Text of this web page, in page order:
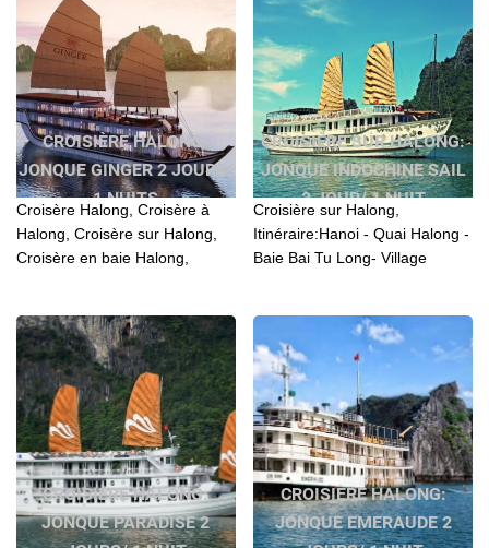
CROISIÈRE HALONG:
JONQUE GINGER 2 JOURS/
1 NUITS
Croisère Halong, Croisère à
Halong, Croisère sur Halong,
Croisère en baie Halong,
jours Croisère Halong,...
CROISIÈRE SUR HALONG:
JONQUE INDOCHINE SAIL
2 JOUR/ 1 NUIT
Croisière sur Halong,
Itinéraire:Hanoi - Quai Halong -
Baie Bai Tu Long- Village
Halong - Hanoi.
CROISIÈRE HALONG:
JONQUE PARADISE 2
CROISIÈRE HALONG:
JONQUE EMERAUDE 2